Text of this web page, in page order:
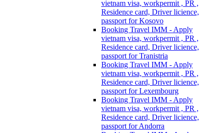
vietnam visa, workpermit , PR ,
Residence card, Driver licience,
passport for Kosovo
Booking Travel IMM - Apply
vietnam visa, workpermit , PR ,
Residence card, Driver licience,
passport for Tranistria
Booking Travel IMM - Apply
vietnam visa, workpermit , PR ,
Residence card, Driver licience,
passport for Lexembourg
Booking Travel IMM - Apply
vietnam visa, workpermit , PR ,
Residence card, Driver licience,
passport for Andorra